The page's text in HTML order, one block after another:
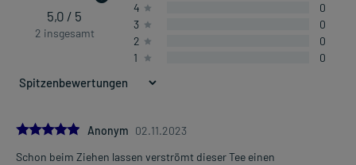
5,0 / 5
2 insgesamt
4
0
3
0
2
0
1
0
5.0Anonym 02.11.2023
Schon beim Ziehen lassen verströmt dieser Tee einen